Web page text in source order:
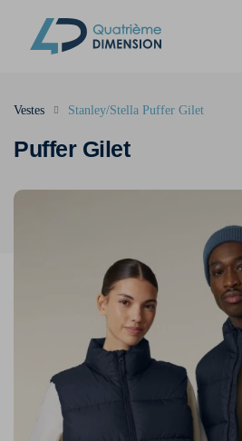
Puffer Gilet
Vestes Stanley/Stella Puffer Gilet